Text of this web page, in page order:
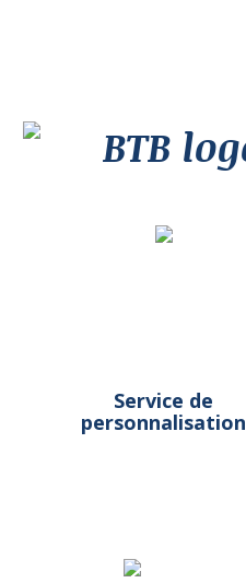
Service de
personnalisation